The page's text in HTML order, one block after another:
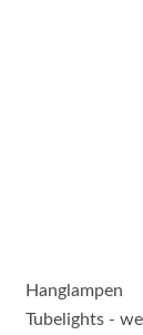
Hanglampen
Tubelights -